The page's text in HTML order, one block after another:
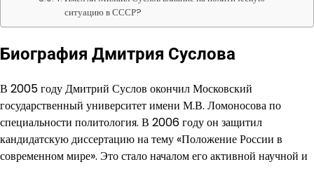
ситуацию в СССР?
Биография Дмитрия Суслова
В 2005 году Дмитрий Суслов окончил Московский
государственный университет имени М.В. Ломоносова по
специальности политология. В 2006 году он защитил
кандидатскую диссертацию на тему «Положение России в
современном мире». Это стало началом его активной научной и